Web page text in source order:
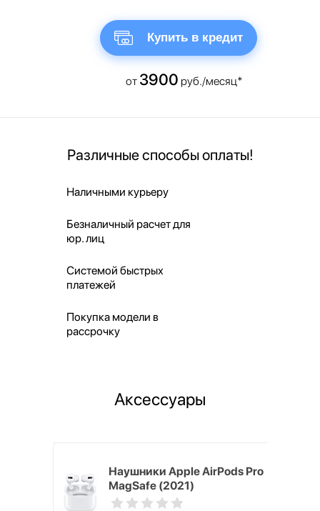
Купить в кредит
от 3900 руб./месяц*
Различные способы оплаты!
Наличными курьеру
Безналичный расчет для
юр. лиц
Системой быстрых
платежей
Покупка модели в
рассрочку
Аксессуары
Наушники Apple AirPods Pro
MagSafe (2021)